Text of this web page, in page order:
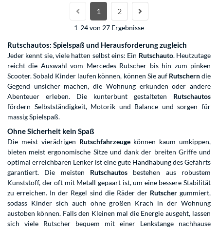
1 2
1-24 von 27 Ergebnisse
Rutschautos: Spielspaß und Herausforderung zugleich
Jeder kennt sie, viele hatten selbst eins: Ein Rutschauto. Heutzutage
reicht die Auswahl vom Mercedes Rutscher bis hin zum pinken
Scooter. Sobald Kinder laufen können, können Sie auf Rutscherndie
Gegend unsicher machen, die Wohnung erkunden oder andere
Abenteuer erleben. Die kunterbunt gestalteten Rutschautos
fördern Selbstständigkeit, Motorik und Balance und sorgen für
massig Spielspaß.
Ohne Sicherheit kein Spaß
Die meist vierädrigen Rutschfahrzeugekönnen kaum umkippen,
bieten meist ergonomische Sitze und dank der breiten Griffe und
optimal erreichbaren Lenker ist eine gute Handhabung des Gefährts
garantiert. Die meisten Rutschautos bestehen aus robustem
Kunststoff, der oft mit Metall gepaart ist, um eine bessere Stabilität
zu erreichen. In der Regel sind die Räder der Rutschergummiert,
sodass Kinder sich auch ohne großen Krach in der Wohnung
austoben können. Falls den Kleinen mal die Energie ausgeht, lassen
sich viele Rutscher bequem mit einer Lenkstange nachhause